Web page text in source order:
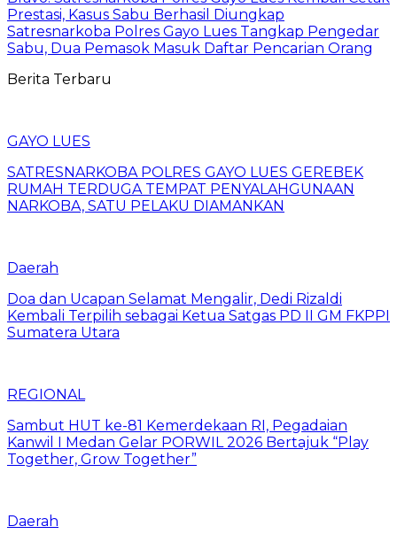
Prestasi, Kasus Sabu Berhasil Diungkap
Satresnarkoba Polres Gayo Lues Tangkap Pengedar
Sabu, Dua Pemasok Masuk Daftar Pencarian Orang
Berita Terbaru
GAYO LUES
SATRESNARKOBA POLRES GAYO LUES GEREBEK
RUMAH TERDUGA TEMPAT PENYALAHGUNAAN
NARKOBA, SATU PELAKU DIAMANKAN
Daerah
Doa dan Ucapan Selamat Mengalir, Dedi Rizaldi
Kembali Terpilih sebagai Ketua Satgas PD II GM FKPPI
Sumatera Utara
REGIONAL
Sambut HUT ke-81 Kemerdekaan RI, Pegadaian
Kanwil I Medan Gelar PORWIL 2026 Bertajuk “Play
Together, Grow Together”
Daerah